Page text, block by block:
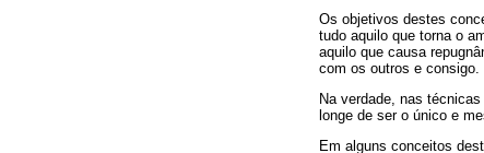
Os objetivos destes
tudo aquilo que torna o
aquilo que causa
com os outros e consigo.
Na verdade, nas
longe de ser o único e
Em alguns conceitos